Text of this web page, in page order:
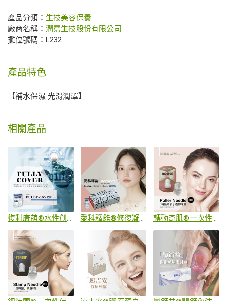
產品分類： 生技美容保養
廠商名稱： 潤霈生技股份有限公司
攤位號碼：L232
產品特色
【補水保濕 光滑潤澤】
相關產品
復利康萌®水性創傷與燒燙傷覆蓋材(滅菌) 愛科釋能®修復凝膠(滅菌) 轉動奇肌®一次性使用皮膚點刺針(滅菌)